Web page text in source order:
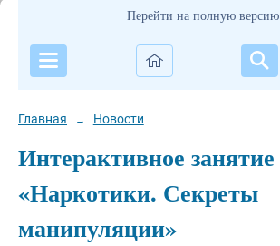
Перейти на полную версию
Главная → Новости
Интерактивное занятие
«Наркотики. Секреты
манипуляции»